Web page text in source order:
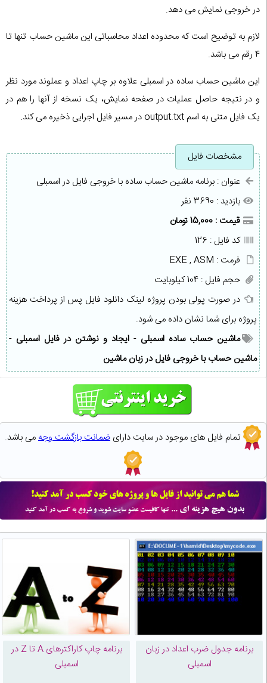
در خروجی نمایش می دهد.
لازم به توضیح است که محدوده اعداد محاسباتی این ماشین حساب تنها تا
4 رقم می باشد.
این ماشین حساب ساده در اسمبلی علاوه بر چاپ اعداد و عملوند مورد نظر
و در نتیجه حاصل عملیات در صفحه نمایش، یک نسخه از آنها را هم در
یک فایل متنی به اسم output.txt در مسیر فایل اجرایی ذخیره می کند.
مشخصات فایل
عنوان : برنامه ماشین حساب ساده با خروجی فایل در اسمبلی
بازدید : 3690 نفر
قیمت : 15,000 تومان
کد فایل : 126
فرمت : EXE , ASM
حجم فایل : 104 کیلوبایت
در صورت پولی بودن پروژه لینک دانلود فایل پس از پرداخت هزینه
پروژه برای شما نشان داده می شود.
ماشین حساب ساده اسمبلی- ایجاد و نوشتن در فایل اسمبلی-
ماشین حساب با خروجی فایل در زبان ماشین
تمام فایل های موجود در سایت دارای ضمانت بازگشت وجهمی باشد.
برنامه جدول ضرب اعداد در زبان
اسمبلی
برنامه چاپ کاراکترهای A تا Z در
اسمبلی